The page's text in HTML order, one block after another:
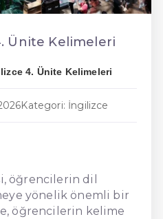
Ünite Kelimeleri
4. Ünite Kelimeleri
Kategori: İngilizce
öğrencilerin dil
yönelik önemli bir
öğrencilerin kelime